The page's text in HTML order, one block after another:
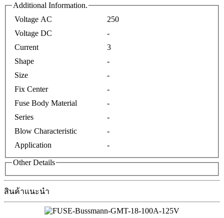
Additional Information.
Voltage AC
250
Voltage DC
-
Current
3
Shape
-
Size
-
Fix Center
-
Fuse Body Material
-
Series
-
Blow Characteristic
-
Application
-
Other Details
สินค้าแนะนำ